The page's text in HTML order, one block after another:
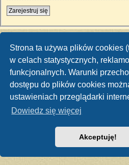
Strona ta używa plików cookies
w celach statystycznych,
funkcjonalnych. Warunki
dostępu do plików cookies
ustawieniach przeglądarki
Dowiedz się więcej
Akceptuję!
Zarejestruj się
Technologię dostarcza phpBB ® Forum
Polski pakiet językowy
Zasady ochrony danych